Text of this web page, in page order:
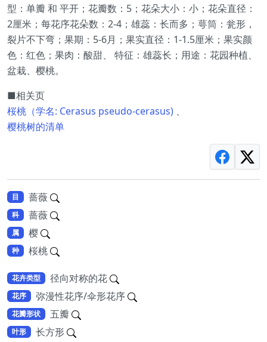
型：单瓣 和 平开；花瓣数：5；花朵大小：小；花朵直径：
2厘米；每花序花朵数：2-4；雄蕊：长而多；萼筒：瓮形，
裂片不下弯；果期：5-6月；果实直径：1-1.5厘米；果实颜
色：红色；果肉：酸甜、 特征：雄蕊长；用途：花园种植、
盆栽、樱桃。
■相关页
桜桃（学名: Cerasus pseudo-cerasus) 、
樱桃树的清单
目 蔷薇
科 蔷薇
属 樱
种 桜桃
花卉类型 径向对称的花
花序 弥漫性花序/伞形花序
花瓣形状 五瓣
叶形 长方形